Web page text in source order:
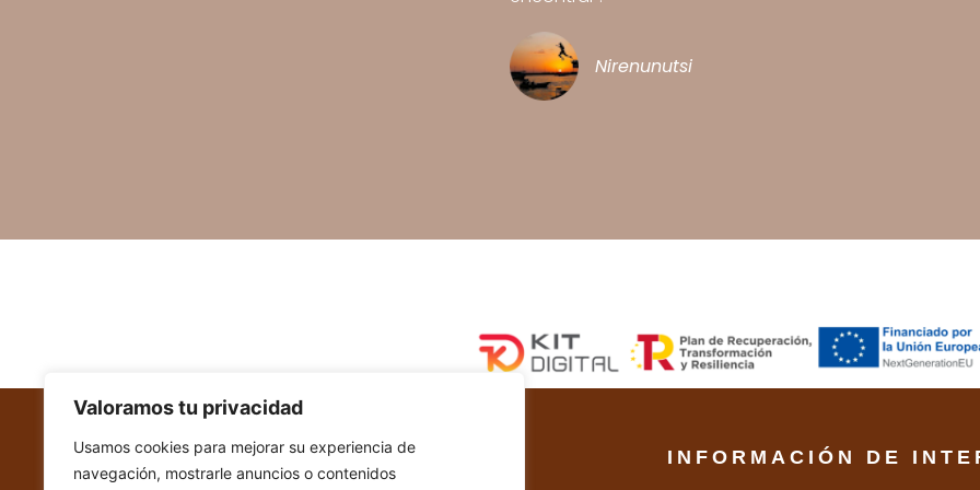
Valoramos tu privacidad
Usamos cookies para mejorar su experiencia de
navegación, mostrarle anuncios o contenidos
Nirenunutsi
POLÍTICAS DEL COMERCIO INFORMACIÓN DE